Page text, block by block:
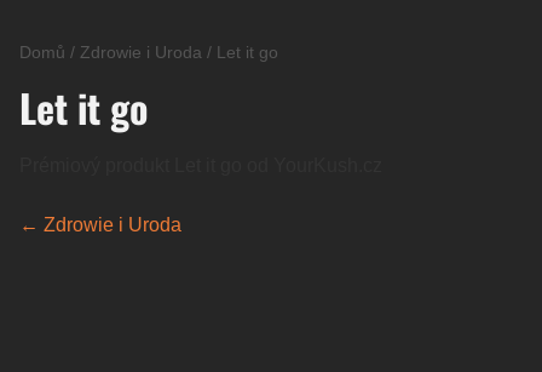
Domů / Zdrowie i Uroda / Let it go
Let it go
← Zdrowie i Uroda